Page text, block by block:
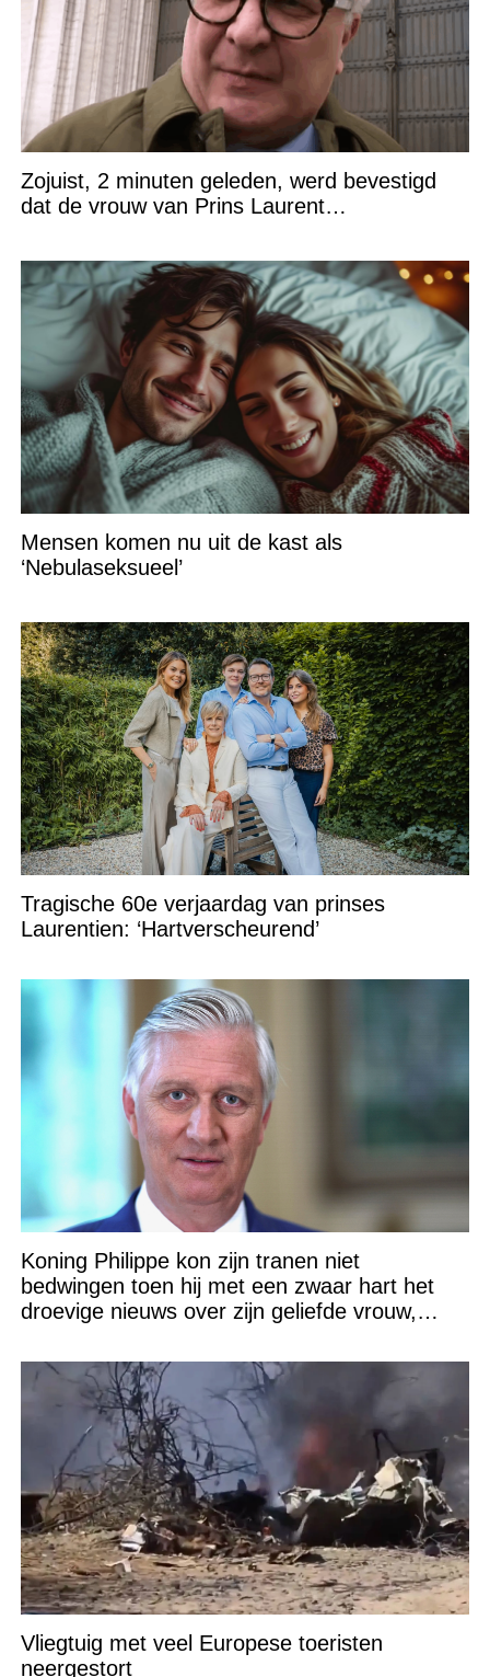
Zojuist, 2 minuten geleden, werd bevestigd
dat de vrouw van Prins Laurent…
Mensen komen nu uit de kast als
‘Nebulaseksueel’
Tragische 60e verjaardag van prinses
Laurentien: ‘Hartverscheurend’
Koning Philippe kon zijn tranen niet
bedwingen toen hij met een zwaar hart het
droevige nieuws over zijn geliefde vrouw,
Vliegtuig met veel Europese toeristen
neergestort